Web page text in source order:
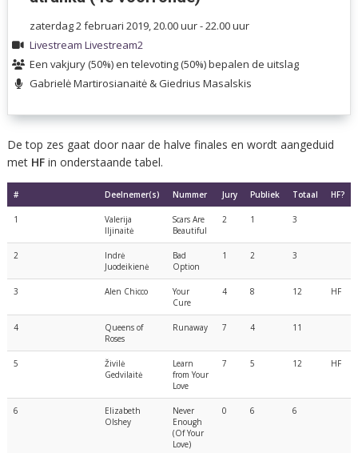
zaterdag 2 februari 2019, 20.00 uur - 22.00 uur
Livestream Livestream2
Een vakjury (50%) en televoting (50%) bepalen de uitslag
Gabrielė Martirosianaitė & Giedrius Masalskis
De top zes gaat door naar de halve finales en wordt aangeduid
met HFin onderstaande tabel.
# Deelnemer(s) Nummer Jury Publiek Totaal HF?
1
Valerija
Iljinaitė
Scars Are
Beautiful
2 1 3
2
Indrė
Juodeikienė
Bad
Option
1 2 3
3 Alen Chicco
Your
Cure
4 8 12 HF
4
Queens of
Roses
Runaway 7 4 11
5
Živilė
Gedvilaitė
Learn
from Your
Love
7 5 12 HF
6
Elizabeth
Olshey
Never
Enough
(Of Your
Love)
0 6 6